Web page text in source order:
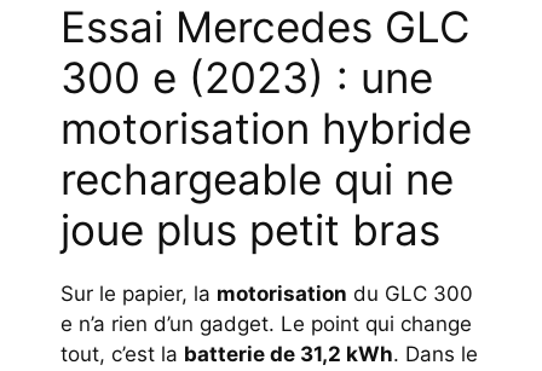
Essai Mercedes GLC
300 e (2023) : une
motorisation hybride
rechargeable qui ne
joue plus petit bras
Sur le papier, la motorisation du GLC 300
e n’a rien d’un gadget. Le point qui change
tout, c’est la batterie de 31,2 kWh. Dans le